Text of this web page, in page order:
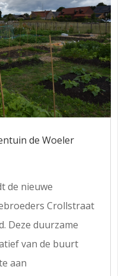
de Woeler
de nieuwe
Crollstraat
Deze duurzame
van de buurt
aan